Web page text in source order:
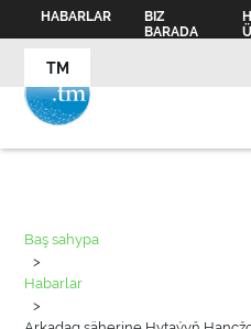
HABARLAR
BIZ
BARADA
TM
Baş sahypa
>
Habarlar
>